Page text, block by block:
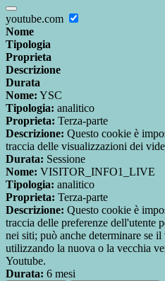
youtube.com
Nome
Tipologia
Proprieta
Descrizione
Durata
Nome: YSC
Tipologia: analitico
Proprieta: Terza-parte
Descrizione: Questo cookie è
traccia delle visualizzazioni dei
Durata: Sessione
Nome: VISITOR_INFO1_LIVE
Tipologia: analitico
Proprieta: Terza-parte
Descrizione: Questo cookie è
traccia delle preferenze dell'utente
nei siti; può anche determinare se
utilizzando la nuova o la vecchia
Youtube.
Durata: 6 mesi